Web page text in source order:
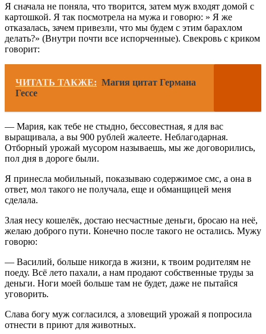
Я сначала не поняла, что творится, затем муж входят домой с
картошкой. Я так посмотрела на мужа и говорю: » Я же
отказалась, зачем привезли, что мы будем с этим барахлом
делать?» (Внутри почти все испорченные). Свекровь с криком
говорит:
ЧИТАТЬ ТАКЖЕ: Магия цитат Германа
Гессе
— Мария, как тебе не стыдно, бессовестная, я для вас
выращивала, а вы 900 рублей жалеете. Неблагодарная.
Отборный урожай мусором называешь, мы же договорились,
пол дня в дороге были.
Я принесла мобильный, показываю содержимое смс, а она в
ответ, мол такого не получала, еще и обманщицей меня
сделала.
Злая несу кошелёк, достаю несчастные деньги, бросаю на неё,
желаю доброго пути. Конечно после такого не остались. Мужу
говорю:
— Василий, больше никогда в жизни, к твоим родителям не
поеду. Всё лето пахали, а нам продают собственные труды за
деньги. Ноги моей больше там не будет, даже не пытайся
уговорить.
Слава богу муж согласился, а зловещий урожай я попросила
отнести в приют для животных.